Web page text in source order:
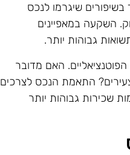
שיגרמו לנכס
השקעה במאפיינים
גבוהות יותר.
האם מדובר
התאמת הנכס לצרכים
שכירות גבוהות יותר